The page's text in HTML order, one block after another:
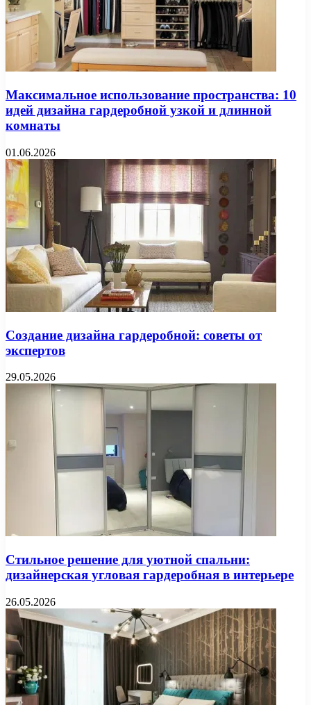
Максимальное использование пространства: 10
идей дизайна гардеробной узкой и длинной
комнаты
01.06.2026
Создание дизайна гардеробной: советы от
экспертов
29.05.2026
Стильное решение для уютной спальни:
дизайнерская угловая гардеробная в интерьере
26.05.2026